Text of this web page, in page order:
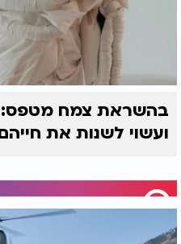
בהשראת צמח
ועשוי לשנות את